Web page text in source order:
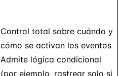
Control total sobre cuándo y
cómo se activan los eventos
Admite lógica condicional
(por ejemplo, rastrear solo si